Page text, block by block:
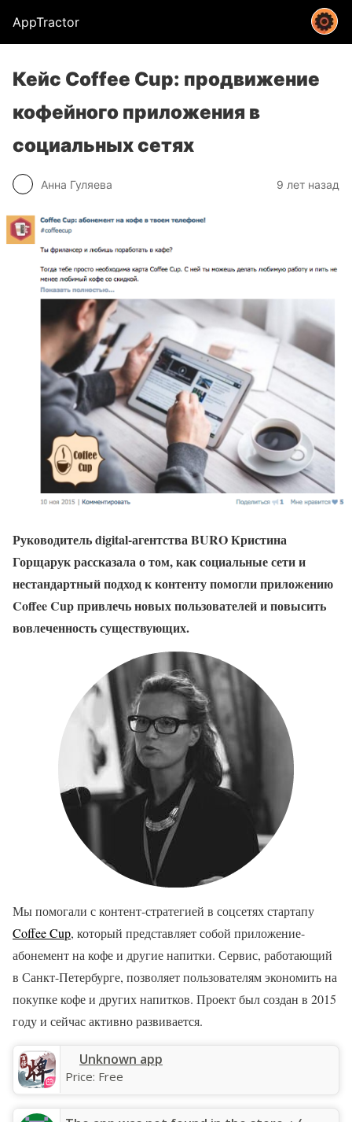
AppTractor
Кейс Coffee Cup: продвижение
кофейного приложения в
социальных сетях
Анна Гуляева 9 лет назад
Руководитель digital-агентства BURO Кристина
Горщарук рассказала о том, как социальные сети и
нестандартный подход к контенту помогли приложению
Coffee Cup привлечь новых пользователей и повысить
вовлеченность существующих.
Мы помогали с контент-стратегией в соцсетях стартапу
Coffee Cup, который представляет собой приложение-
абонемент на кофе и другие напитки. Сервис, работающий
в Санкт-Петербурге, позволяет пользователям экономить на
покупке кофе и других напитков. Проект был создан в 2015
году и сейчас активно развивается.
Unknown app
Price: Free